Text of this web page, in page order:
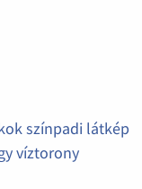
színpadi látkép
víztorony